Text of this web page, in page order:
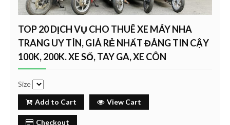
TOP 20 DỊCH VỤ CHO THUÊ XE MÁY NHA
TRANG UY TÍN, GIÁ RẺ NHẤT ĐÁNG TIN CẬY
100K, 200K. XE SỐ, TAY GA, XE CÔN
Size
Add to Cart View Cart
Checkout